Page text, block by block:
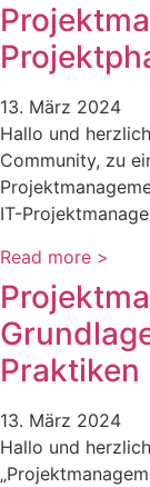
13. März 2024
Hallo und
Community, zu
IT-
Read more >
Praktiken
13. März 2024
Hallo und